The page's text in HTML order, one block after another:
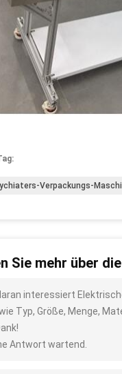
Verpackungs-
Sie mehr über
interessiert
Typ, Größe, Menge,
Antwort wartend.